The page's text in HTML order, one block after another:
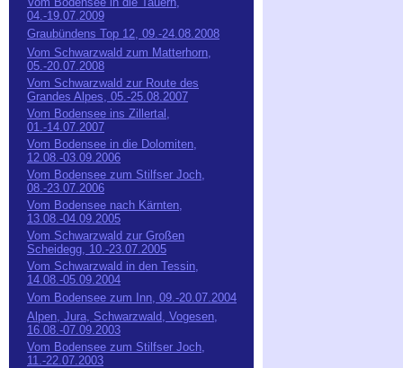
04.-19.07.2009
Graubündens Top 12, 09.-24.08.2008
Vom Schwarzwald zum Matterhorn,
05.-20.07.2008
Vom Schwarzwald zur Route des
Grandes Alpes, 05.-25.08.2007
Vom Bodensee ins Zillertal,
01.-14.07.2007
Vom Bodensee in die Dolomiten,
12.08.-03.09.2006
Vom Bodensee zum Stilfser Joch,
08.-23.07.2006
Vom Bodensee nach Kärnten,
13.08.-04.09.2005
Vom Schwarzwald zur Großen
Scheidegg, 10.-23.07.2005
Vom Schwarzwald in den Tessin,
14.08.-05.09.2004
Vom Bodensee zum Inn, 09.-20.07.2004
Alpen, Jura, Schwarzwald, Vogesen,
16.08.-07.09.2003
Vom Bodensee zum Stilfser Joch,
11.-22.07.2003